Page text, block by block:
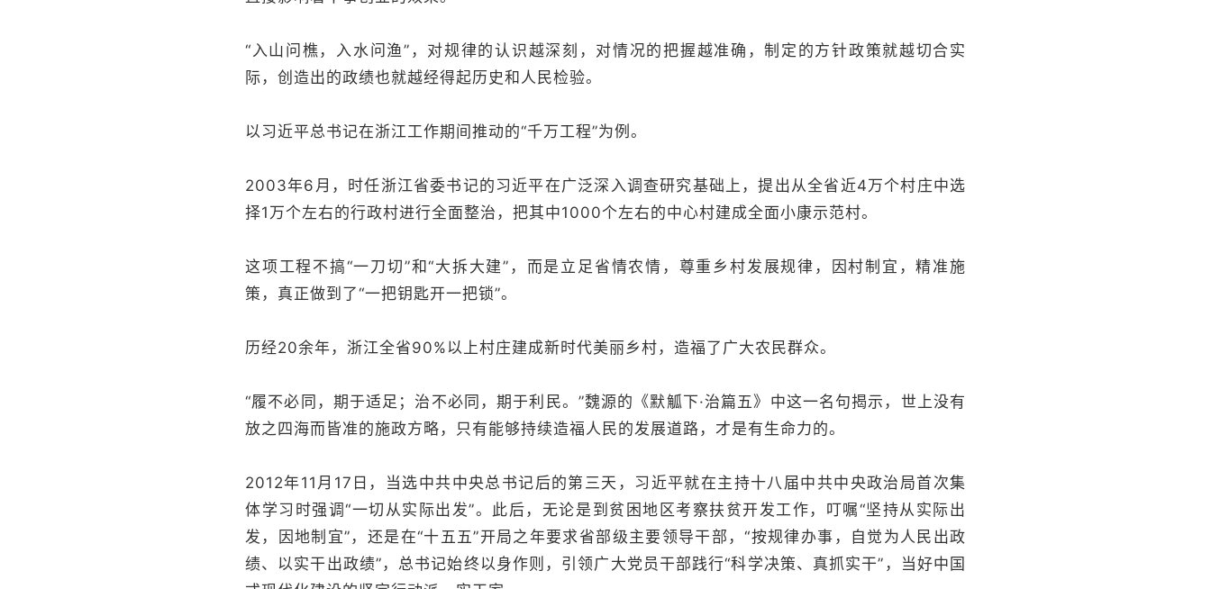
“入山问樵，入水问渔”，对规律的认识越深刻，对情况的把握越准确，制定的方针政策就越切合实
际，创造出的政绩也就越经得起历史和人民检验。
以习近平总书记在浙江工作期间推动的“千万工程”为例。
2003年6月，时任浙江省委书记的习近平在广泛深入调查研究基础上，提出从全省近4万个村庄中选
择1万个左右的行政村进行全面整治，把其中1000个左右的中心村建成全面小康示范村。
这项工程不搞“一刀切”和“大拆大建”，而是立足省情农情，尊重乡村发展规律，因村制宜，精准施
策，真正做到了“一把钥匙开一把锁”。
历经20余年，浙江全省90%以上村庄建成新时代美丽乡村，造福了广大农民群众。
“履不必同，期于适足；治不必同，期于利民。”魏源的《默觚下·治篇五》中这一名句揭示，世上没有
放之四海而皆准的施政方略，只有能够持续造福人民的发展道路，才是有生命力的。
2012年11月17日，当选中共中央总书记后的第三天，习近平就在主持十八届中共中央政治局首次集
体学习时强调“一切从实际出发”。此后，无论是到贫困地区考察扶贫开发工作，叮嘱“坚持从实际出
发，因地制宜”，还是在“十五五”开局之年要求省部级主要领导干部，“按规律办事，自觉为人民出政
绩、以实干出政绩”，总书记始终以身作则，引领广大党员干部践行“科学决策、真抓实干”，当好中国